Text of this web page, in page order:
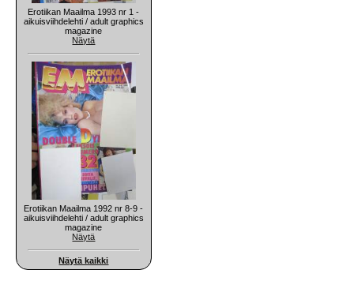
Erotiikan Maailma 1993 nr 1 -
aikuisviihdelehti / adult graphics
magazine
Näytä
Erotiikan Maailma 1992 nr 8-9 -
aikuisviihdelehti / adult graphics
magazine
Näytä
Näytä kaikki